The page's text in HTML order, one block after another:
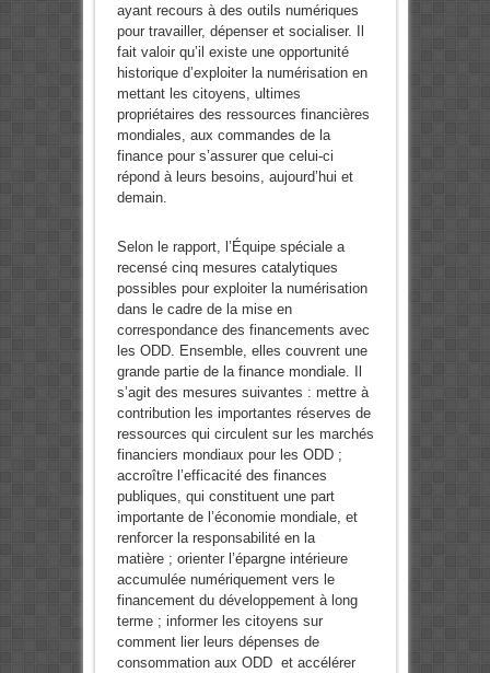
ayant recours à des outils numériques
pour travailler, dépenser et socialiser. Il
fait valoir qu’il existe une opportunité
historique d’exploiter la numérisation en
mettant les citoyens, ultimes
propriétaires des ressources financières
mondiales, aux commandes de la
finance pour s’assurer que celui-ci
répond à leurs besoins, aujourd’hui et
demain.
Selon le rapport, l’Équipe spéciale a
recensé cinq mesures catalytiques
possibles pour exploiter la numérisation
dans le cadre de la mise en
correspondance des financements avec
les ODD. Ensemble, elles couvrent une
grande partie de la finance mondiale. Il
s’agit des mesures suivantes : mettre à
contribution les importantes réserves de
ressources qui circulent sur les marchés
financiers mondiaux pour les ODD ;
accroître l’efficacité des finances
publiques, qui constituent une part
importante de l’économie mondiale, et
renforcer la responsabilité en la
matière ; orienter l’épargne intérieure
accumulée numériquement vers le
financement du développement à long
terme ; informer les citoyens sur
comment lier leurs dépenses de
consommation aux ODD et accélérer